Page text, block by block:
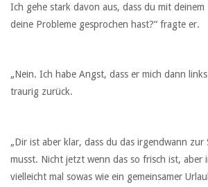
Ich gehe stark davon aus, dass du mit
deine Probleme gesprochen hast?“ fragte er.
„Nein. Ich habe Angst, dass er mich dann
traurig zurück.
„Dir ist aber klar, dass du das irgendwann zur
musst. Nicht jetzt wenn das so frisch ist, aber
vielleicht mal sowas wie ein gemeinsamer